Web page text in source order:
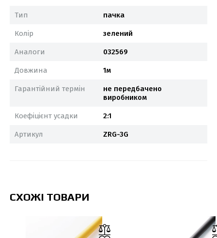
Тип пачка
Колір зелений
Аналоги 032569
Довжина 1м
Гарантійний термін
не передбачено
виробником
Коефіцієнт усадки 2:1
Артикул ZRG-3G
СХОЖІ ТОВАРИ